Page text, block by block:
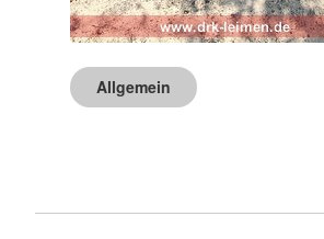
Allgemein